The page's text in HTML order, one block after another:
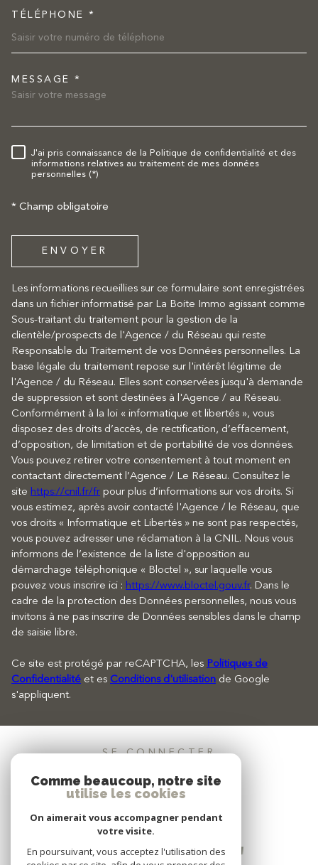
TÉLÉPHONE *
MESSAGE *
RÈGLEMENTATION
J'ai pris connaissance de la Politique de confidentialité et des
informations relatives au traitement de mes données
personnelles (*)
* Champ obligatoire
ENVOYER
Les informations recueillies sur ce formulaire sont enregistrées
dans un fichier informatisé par La Boite Immo agissant comme
Sous-traitant du traitement pour la gestion de la
clientèle/prospects de l'Agence / du Réseau qui reste
Responsable du Traitement de vos Données personnelles. La
base légale du traitement repose sur l'intérêt légitime de
l'Agence / du Réseau. Elles sont conservées jusqu'à demande
de suppression et sont destinées à l'Agence / au Réseau.
Conformément à la loi « informatique et libertés », vous
disposez des droits d’accès, de rectification, d’effacement,
d’opposition, de limitation et de portabilité de vos données.
Vous pouvez retirer votre consentement à tout moment en
contactant directement l’Agence / Le Réseau. Consultez le
site https://cnil.fr/fr pour plus d’informations sur vos droits. Si
vous estimez, après avoir contacté l'Agence / le Réseau, que
vos droits « Informatique et Libertés » ne sont pas respectés,
vous pouvez adresser une réclamation à la CNIL. Nous vous
informons de l’existence de la liste d'opposition au
démarchage téléphonique « Bloctel », sur laquelle vous
pouvez vous inscrire ici : https://www.bloctel.gouv.fr. Dans le
cadre de la protection des Données personnelles, nous vous
invitons à ne pas inscrire de Données sensibles dans le champ
de saisie libre.
Ce site est protégé par reCAPTCHA, les Politiques de
Confidentialité et es Conditions d'utilisation de Google
s'appliquent.
SE CONNECTER
ESPACE PROPRIÉTAIRE
Comme beaucoup, notre site
utilise les cookies
On aimerait vous accompagner pendant
votre visite.
En poursuivant, vous acceptez l'utilisation des